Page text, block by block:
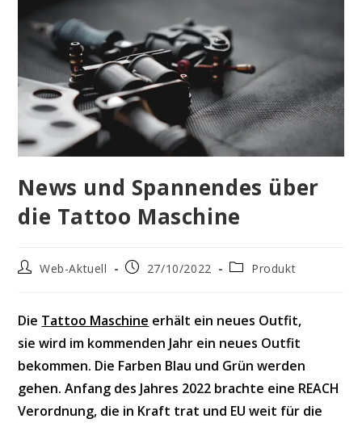
News und Spannendes über
die Tattoo Maschine
Beitrags-
Web-Aktuell
Beitrag27/10/2022
Beitrags-
Produkt
Die Tattoo Maschine erhält ein neues Outfit,
sie wird im kommenden Jahr ein neues Outfit
bekommen. Die Farben Blau und Grün werden
gehen. Anfang des Jahres 2022 brachte eine REACH
Verordnung, die in Kraft trat und EU weit für die